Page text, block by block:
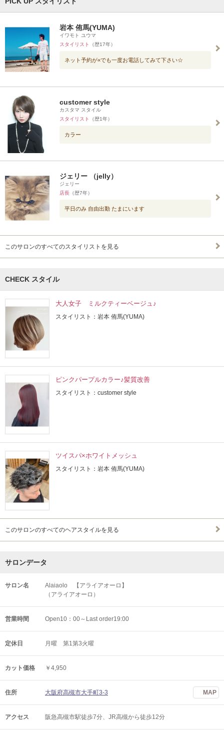
岩本 侑馬(YUMA)
イワモト ユウマ
スタイリスト
（歴17年）
ネット予約が×でも一度お電話してみて下さい☆
customer style
カスタマ スタイル
スタイリスト
（歴1年）
カラー
ジェリー （jelly）
ジェリー
店長 （歴7年）
平日のみ 自由出勤 たまにいます
このサロンのすべてのスタイリストを見る
CHECK スタイル
大人女子 ミルクティーベージュ♪
スタイリスト：岩本 侑馬(YUMA)
ピンクパープルカラー♪髪質改善
スタイリスト：customer style
ツイスパ×ホワイトメッシュ
スタイリスト：岩本 侑馬(YUMA)
このサロンのすべてのヘアスタイルを見る
サロンデータ
サロン名
Alaiaolo 【アライアオーロ】
（アライアオーロ）
営業時間 Open10：00～Last order19:00
定休日 月曜 第1第3火曜
カット価格 ￥4,950
住所 大阪府高槻市大手町3-3 MAP
アクセス 阪急高槻市駅徒歩7分、JR高槻から徒歩12分